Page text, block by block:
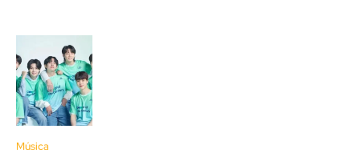
Música